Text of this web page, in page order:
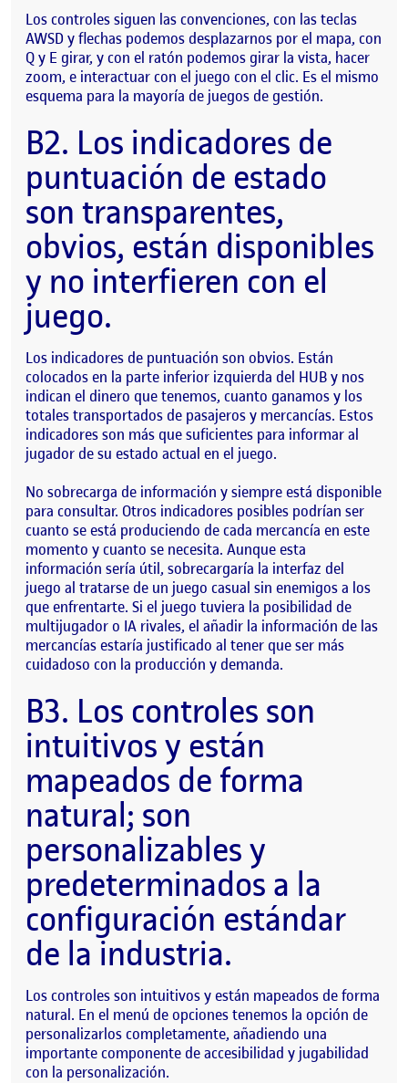
Los controles siguen las convenciones, con las teclas
AWSD y flechas podemos desplazarnos por el mapa, con
Q y E girar, y con el ratón podemos girar la vista, hacer
zoom, e interactuar con el juego con el clic. Es el mismo
esquema para la mayoría de juegos de gestión.
B2. Los indicadores de
puntuación de estado
son transparentes,
obvios, están disponibles
y no interfieren con el
juego.
Los indicadores de puntuación son obvios. Están
colocados en la parte inferior izquierda del HUB y nos
indican el dinero que tenemos, cuanto ganamos y los
totales transportados de pasajeros y mercancías. Estos
indicadores son más que suficientes para informar al
jugador de su estado actual en el juego.
No sobrecarga de información y siempre está disponible
para consultar. Otros indicadores posibles podrían ser
cuanto se está produciendo de cada mercancía en este
momento y cuanto se necesita. Aunque esta
información sería útil, sobrecargaría la interfaz del
juego al tratarse de un juego casual sin enemigos a los
que enfrentarte. Si el juego tuviera la posibilidad de
multijugador o IA rivales, el añadir la información de las
mercancías estaría justificado al tener que ser más
cuidadoso con la producción y demanda.
B3. Los controles son
intuitivos y están
mapeados de forma
natural; son
personalizables y
predeterminados a la
configuración estándar
de la industria.
Los controles son intuitivos y están mapeados de forma
natural. En el menú de opciones tenemos la opción de
personalizarlos completamente, añadiendo una
importante componente de accesibilidad y jugabilidad
con la personalización.